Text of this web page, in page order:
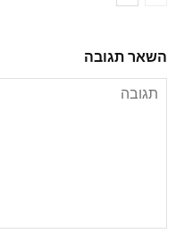
השאר תגובה